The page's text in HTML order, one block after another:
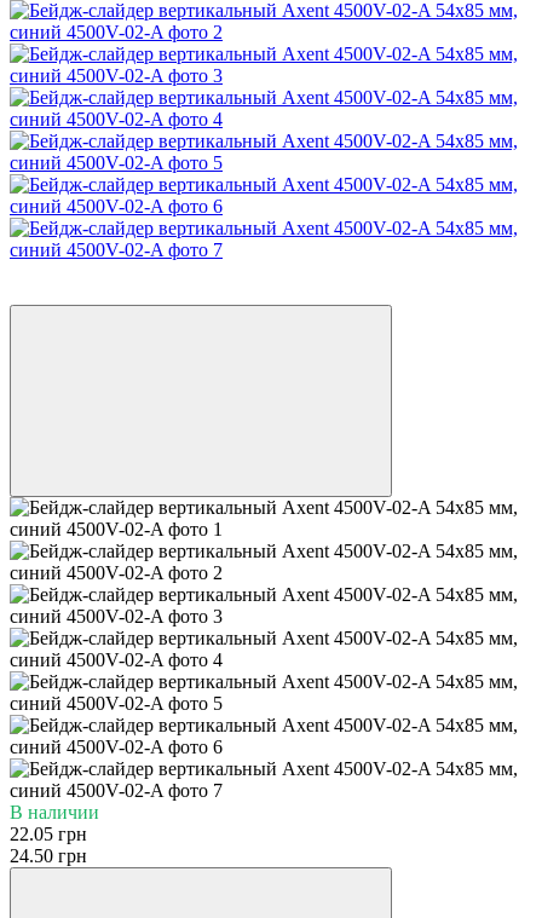
В наличии
22.05 грн
24.50 грн